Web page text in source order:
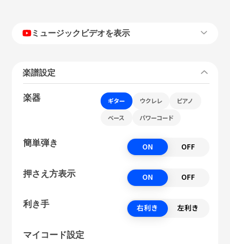
ミュージックビデオを表示
楽譜設定
楽器 ギター ウクレレ ピアノ
ベース パワーコード
簡単弾き ON OFF
押さえ方表示 ON OFF
利き手 右利き 左利き
マイコード設定